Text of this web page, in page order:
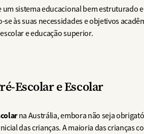
um sistema educacional bem estruturado
às suas necessidades e objetivos
e educação superior.
Escolar e Escolar
na Austrália, embora não seja
das crianças. A maioria das crianças